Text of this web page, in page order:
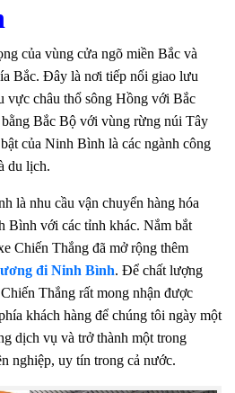
của vùng cửa ngõ miền Bắc và
Bắc. Đây là nơi tiếp nối giao lưu
vực châu thổ sông Hồng với Bắc
Bắc Bộ với vùng rừng núi Tây
của Ninh Bình là các ngành công
du lịch.
là nhu cầu vận chuyển hàng hóa
Bình với các tỉnh khác. Nắm bắt
Chiến Thắng đã mở rộng thêm
đi Ninh Bình. Để chất lượng
Thắng rất mong nhận được
khách hàng để chúng tôi ngày một
dịch vụ và trở thành một trong
nghiệp, uy tín trong cả nước.